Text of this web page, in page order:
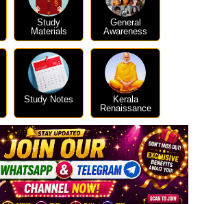
Study
Materials
General
Awareness
Study Notes
Kerala
Renaissance